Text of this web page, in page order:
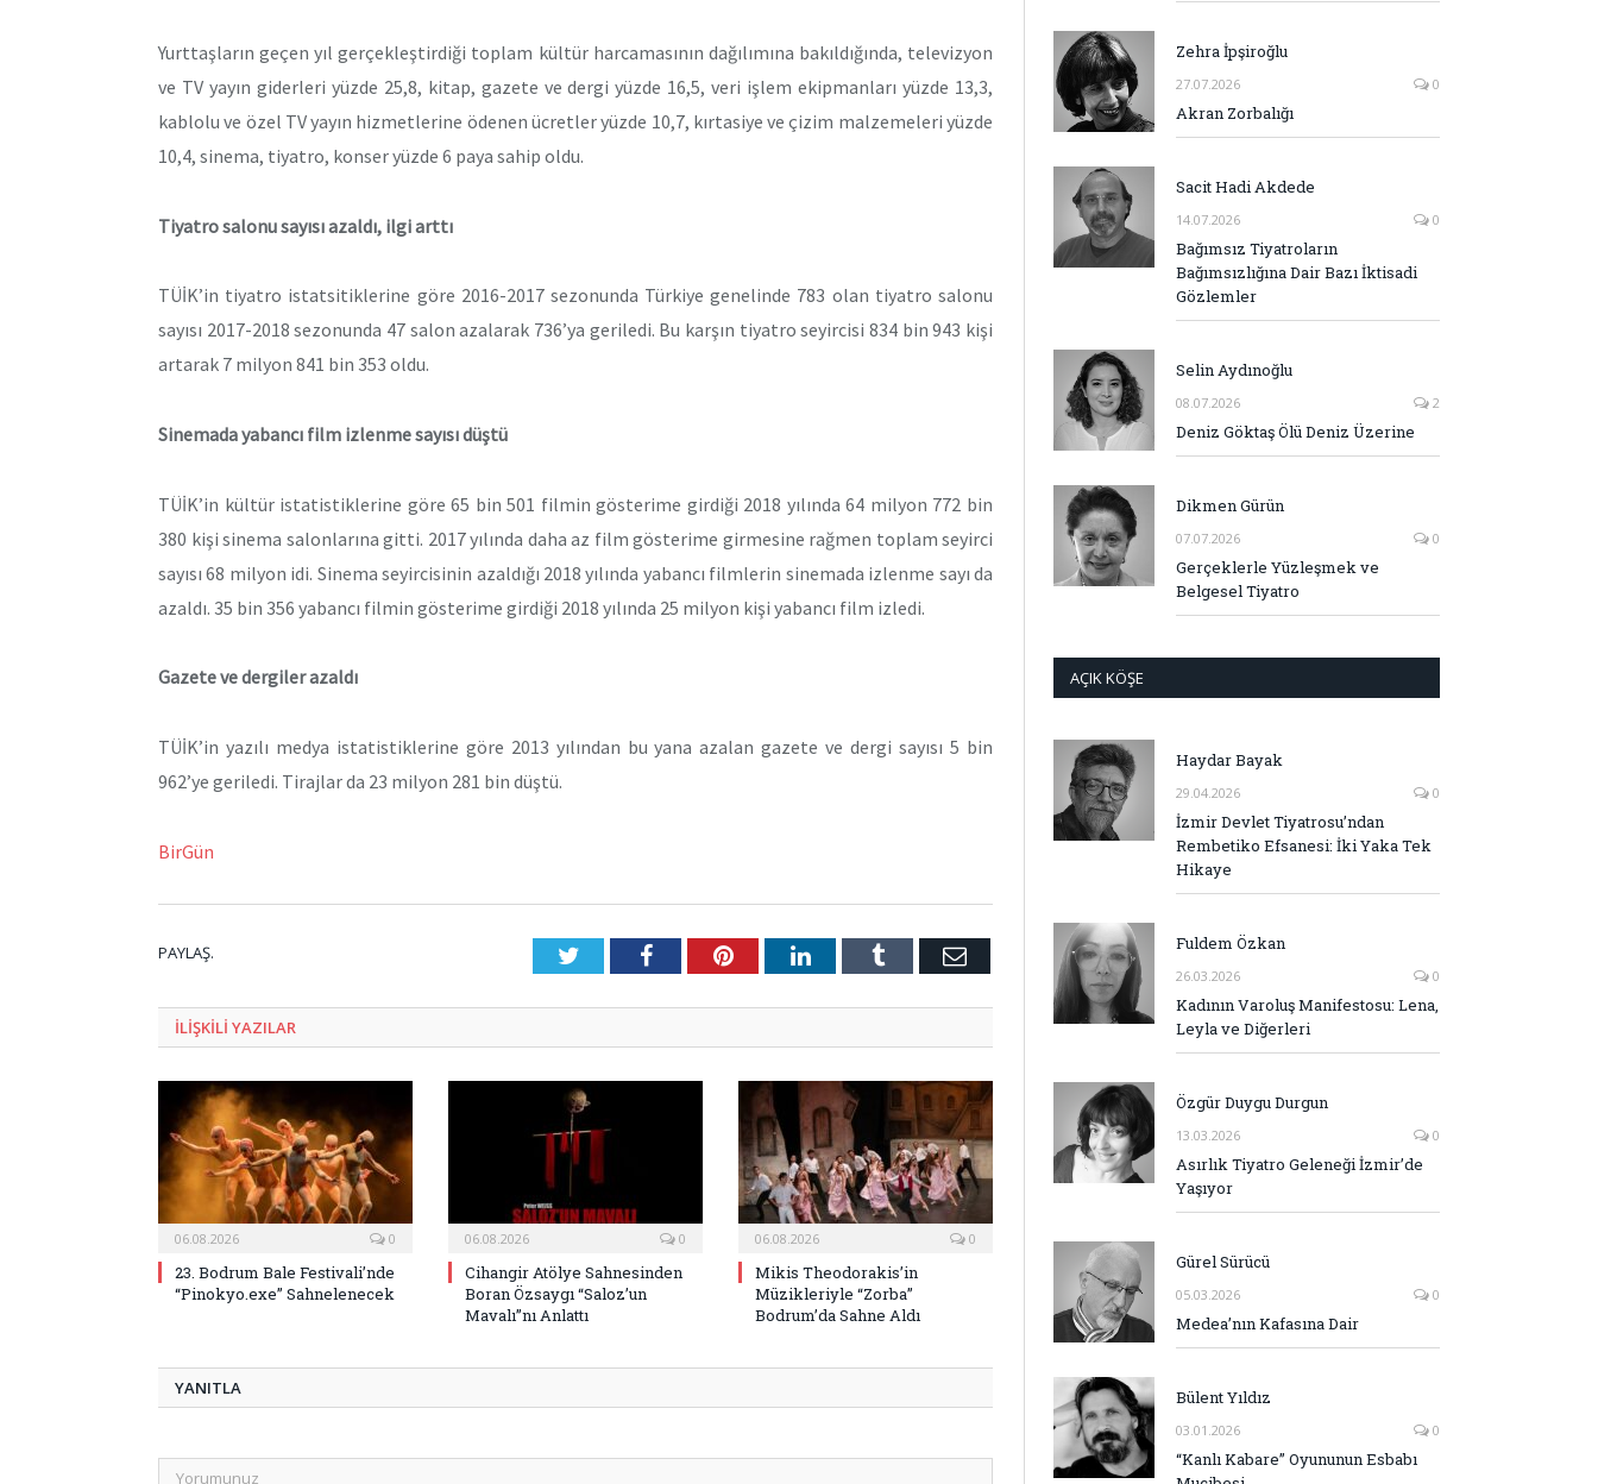
Yurttaşların geçen yıl gerçekleştirdiği toplam kültür harcamasının dağılımına bakıldığında, televizyon
ve TV yayın giderleri yüzde 25,8, kitap, gazete ve dergi yüzde 16,5, veri işlem ekipmanları yüzde 13,3,
kablolu ve özel TV yayın hizmetlerine ödenen ücretler yüzde 10,7, kırtasiye ve çizim malzemeleri yüzde
10,4, sinema, tiyatro, konser yüzde 6 paya sahip oldu.
Tiyatro salonu sayısı azaldı, ilgi arttı
TÜİK’in tiyatro istatsitiklerine göre 2016-2017 sezonunda Türkiye genelinde 783 olan tiyatro salonu
sayısı 2017-2018 sezonunda 47 salon azalarak 736’ya geriledi. Bu karşın tiyatro seyircisi 834 bin 943 kişi
artarak 7 milyon 841 bin 353 oldu.
Sinemada yabancı film izlenme sayısı düştü
TÜİK’in kültür istatistiklerine göre 65 bin 501 filmin gösterime girdiği 2018 yılında 64 milyon 772 bin
380 kişi sinema salonlarına gitti. 2017 yılında daha az film gösterime girmesine rağmen toplam seyirci
sayısı 68 milyon idi. Sinema seyircisinin azaldığı 2018 yılında yabancı filmlerin sinemada izlenme sayı da
azaldı. 35 bin 356 yabancı filmin gösterime girdiği 2018 yılında 25 milyon kişi yabancı film izledi.
Gazete ve dergiler azaldı
TÜİK’in yazılı medya istatistiklerine göre 2013 yılından bu yana azalan gazete ve dergi sayısı 5 bin
962’ye geriledi. Tirajlar da 23 milyon 281 bin düştü.
BirGün
PAYLAŞ. TwitterFacebookPinterestLinkedInTumblr E-
ILIŞKILI YAZILAR
06.08.2026 0
23. Bodrum Bale Festivali’nde
“Pinokyo.exe” Sahnelenecek
06.08.2026 0
Cihangir Atölye Sahnesinden
Boran Özsaygı “Saloz’un
Mavalı”nı Anlattı
06.08.2026 0
Mikis Theodorakis’in
Müzikleriyle “Zorba”
Bodrum’da Sahne Aldı
YANITLA
Zehra İpşiroğlu
27.07.2026 0
Akran Zorbalığı
Sacit Hadi Akdede
14.07.2026 0
Bağımsız Tiyatroların
Bağımsızlığına Dair Bazı İktisadi
Gözlemler
Selin Aydınoğlu
08.07.2026 2
Deniz Göktaş Ölü Deniz Üzerine
Dikmen Gürün
07.07.2026 0
Gerçeklerle Yüzleşmek ve
Belgesel Tiyatro
AÇIK KÖŞE
Haydar Bayak
29.04.2026 0
İzmir Devlet Tiyatrosu’ndan
Rembetiko Efsanesi: İki Yaka Tek
Hikaye
Fuldem Özkan
26.03.2026 0
Kadının Varoluş Manifestosu: Lena,
Leyla ve Diğerleri
Özgür Duygu Durgun
13.03.2026 0
Asırlık Tiyatro Geleneği İzmir’de
Yaşıyor
Gürel Sürücü
05.03.2026 0
Medea’nın Kafasına Dair
Bülent Yıldız
03.01.2026 0
“Kanlı Kabare” Oyununun Esbabı